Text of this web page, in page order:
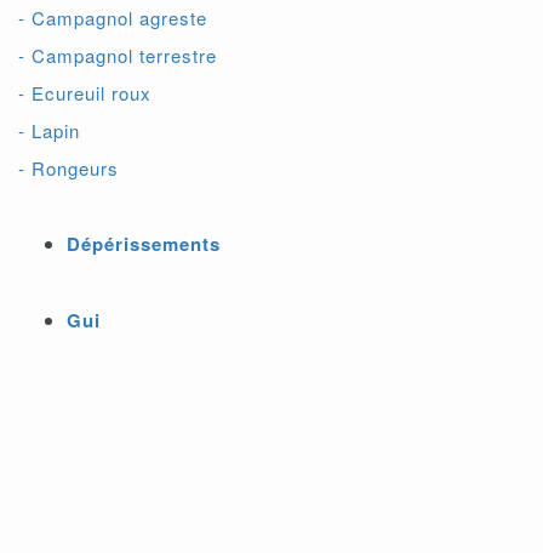
- Campagnol agreste
- Campagnol terrestre
- Ecureuil roux
- Lapin
- Rongeurs
Dépérissements
Gui